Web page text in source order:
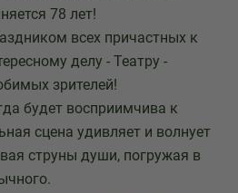
78 лет!
всех причастных к
делу - Театру -
зрителей!
будет восприимчива к
сцена удивляет и волнует
струны души, погружая в